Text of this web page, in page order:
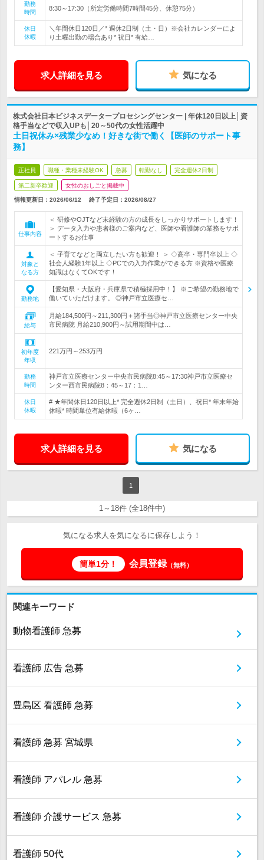
勤務
時間
8:30～17:30（所定労働時間7時間45分、休憩75分）
休日
休暇
＼年間休日120日／* 週休2日制（土・日）※会社カレンダーによ
り土曜出勤の場合あり* 祝日* 有給…
求人詳細を見る 気になる
株式会社日本ビジネスデータープロセシングセンター | 年休120日以上│資
格手当などで収入UPも│20～50代の女性活躍中
土日祝休み×残業少なめ！好きな街で働く【医師のサポート事
務】
正社員 職種・業種未経験OK 急募 転勤なし 完全週休2日制
第二新卒歓迎 女性のおしごと掲載中
情報更新日：2026/06/12 終了予定日： 2026/08/27
仕事内容
＜ 研修やOJTなど未経験の方の成長をしっかりサポートします！
＞ データ入力や患者様のご案内など、医師や看護師の業務をサポ
ートするお仕事
対象と
なる方
＜ 子育てなどと両立したい方も歓迎！ ＞ ◇高卒・専門卒以上 ◇
社会人経験1年以上 ◇PCでの入力作業ができる方 ※資格や医療
知識はなくてOKです！
勤務地
【愛知県・大阪府・兵庫県で積極採用中！】 ※ご希望の勤務地で
働いていただけます。 ◎神戸市立医療セ…
給与
月給184,500円～211,300円＋諸手当◎神戸市立医療センター中央
市民病院 月給210,900円～試用期間中は…
初年度
年収
221万円～253万円
勤務
時間
神戸市立医療センター中央市民病院8:45～17:30神戸市立医療セ
ンター西市民病院8：45～17：1…
休日
休暇
# ★年間休日120日以上* 完全週休2日制（土日）、祝日* 年末年始
休暇* 時間単位有給休暇（6ヶ…
求人詳細を見る 気になる
1
1～18件 (全18件中)
気になる求人を気になるに保存しよう！
簡単1分！ 会員登録（無料）
関連キーワード
動物看護師 急募
看護師 広告 急募
豊島区 看護師 急募
看護師 急募 宮城県
看護師 アパレル 急募
看護師 介護サービス 急募
看護師 50代